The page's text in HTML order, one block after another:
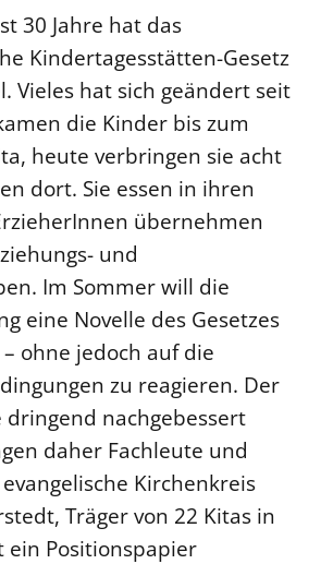
30 Jahre hat das
Kindertagesstätten-Gesetz
Vieles hat sich geändert seit
die Kinder bis zum
heute verbringen sie acht
dort. Sie essen in ihren
übernehmen
und
Im Sommer will die
eine Novelle des Gesetzes
ohne jedoch auf die
zu reagieren. Der
dringend nachgebessert
daher Fachleute und
Kirchenkreis
Träger von 22 Kitas in
ein Positionspapier
Gewalt
Landessynode